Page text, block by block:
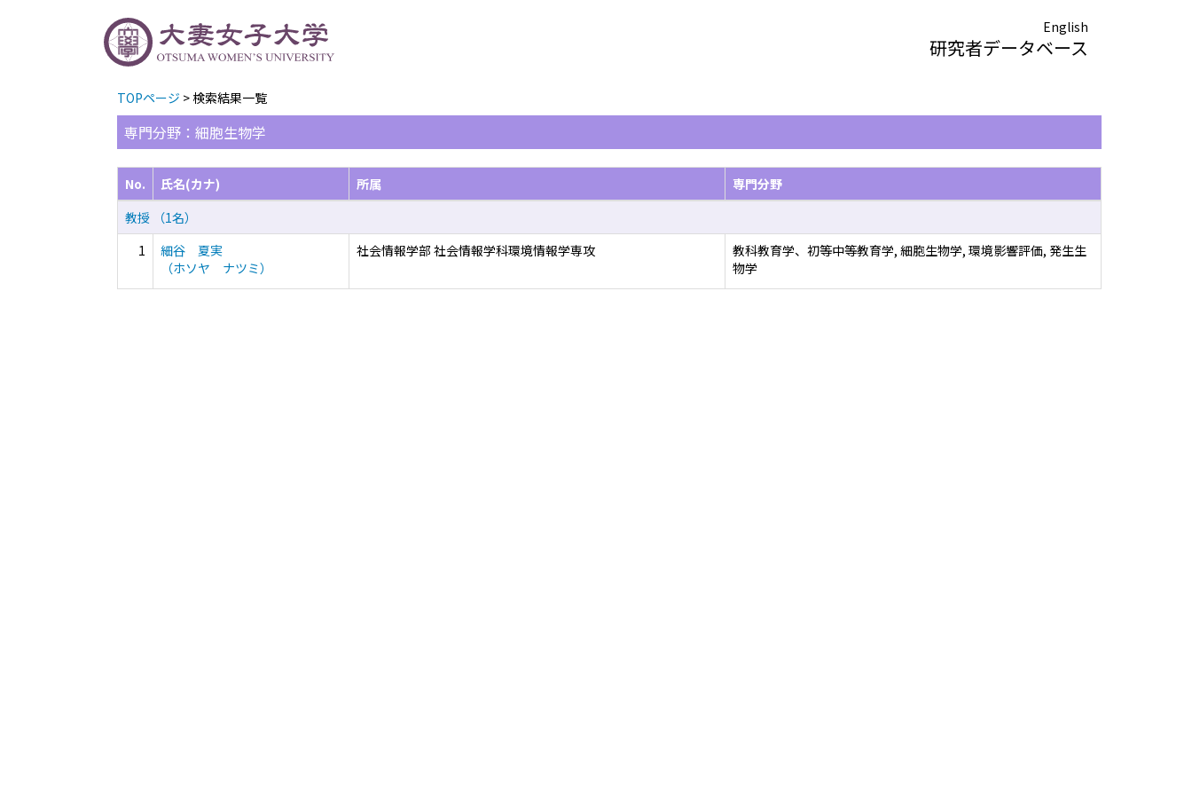
English
研究者データベース
TOPページ > 検索結果一覧
専門分野：細胞生物学
No. 氏名(カナ) 所属
専門分野
教授 （1名）
1
細谷 夏実
（ホソヤ ナツミ）
社会情報学部 社会情報学科環境情報学専攻
教科教育学、初等中等教育学, 細胞生物学, 環境影響評価, 発生生
物学